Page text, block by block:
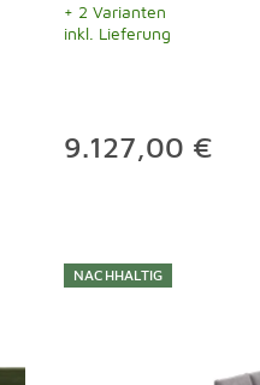
+ 2 Varianten
inkl. Lieferung
9.127,00 €
NACHHALTIG